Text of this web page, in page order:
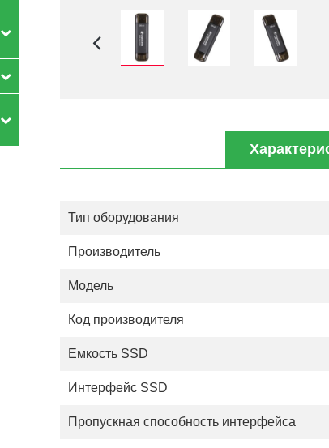
Тип оборудования
Производитель
Модель
Код производителя
Емкость SSD
Интерфейс SSD
Пропускная способность интерфейса